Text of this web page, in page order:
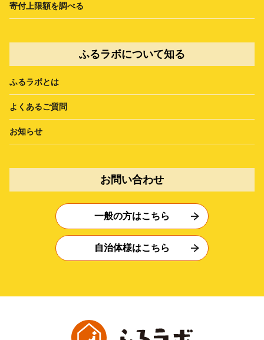
寄付上限額を調べる
ふるラボについて知る
ふるラボとは
よくあるご質問
お知らせ
お問い合わせ
一般の方はこちら
自治体様はこちら